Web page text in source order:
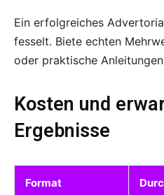
Ein erfolgreiches
fesselt. Biete echten
oder praktische
Kosten und
Ergebnisse
Format